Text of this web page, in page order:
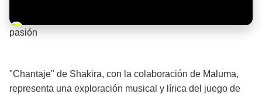
Barra de progreso de la reproducción
pasión
"Chantaje" de Shakira, con la colaboración de Maluma,
representa una exploración musical y lírica del juego de